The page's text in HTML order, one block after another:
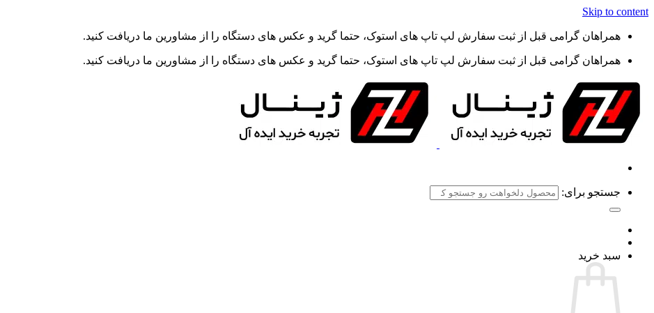
Skip to content
همراهان گرامی قبل از ثبت سفارش لپ تاپ های استوک، حتما گرید و عکس های دستگاه را از مشاورین ما دریافت کنید.
همراهان گرامی قبل از ثبت سفارش لپ تاپ های استوک، حتما گرید و عکس های دستگاه را از مشاورین ما دریافت کنید.
جستجو برای:
سبد خرید